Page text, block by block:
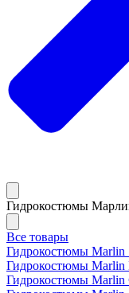
Гидрокостюмы
Все товары
Гидрокостюмы Marlin
Гидрокостюмы Marlin
Гидрокостюмы Marlin